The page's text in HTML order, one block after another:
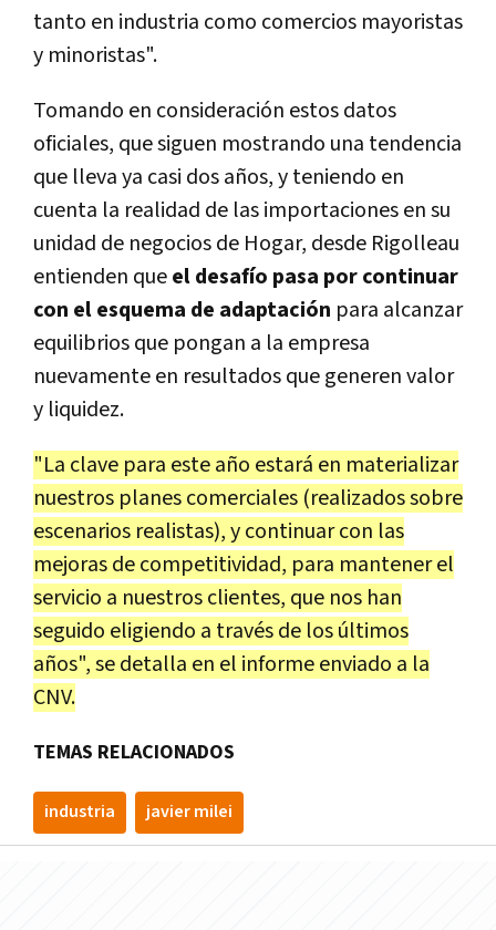
tanto en industria como comercios mayoristas
y minoristas".
Tomando en consideración estos datos
oficiales, que siguen mostrando una tendencia
que lleva ya casi dos años, y teniendo en
cuenta la realidad de las importaciones en su
unidad de negocios de Hogar, desde Rigolleau
entienden queel desafío pasa por continuar
con el esquema de adaptación para alcanzar
equilibrios que pongan a la empresa
nuevamente en resultados que generen valor
y liquidez.
"La clave para este año estará en materializar
nuestros planes comerciales (realizados sobre
escenarios realistas), y continuar con las
mejoras de competitividad, para mantener el
servicio a nuestros clientes, que nos han
seguido eligiendo a través de los últimos
años", se detalla en el informe enviado a la
CNV.
TEMAS RELACIONADOS
industria javier milei